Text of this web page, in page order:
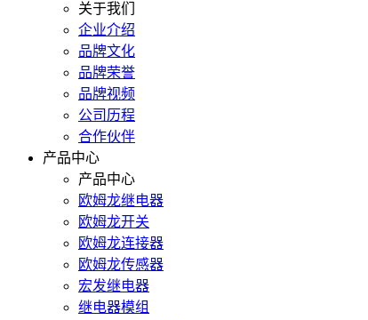
关于我们
企业介绍
品牌文化
品牌荣誉
品牌视频
公司历程
合作伙伴
产品中心
产品中心
欧姆龙继电器
欧姆龙开关
欧姆龙连接器
欧姆龙传感器
宏发继电器
继电器模组